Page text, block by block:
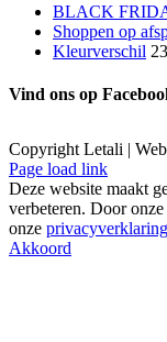
BLACK
Shoppen op
Kleurverschil
Vind ons op
Copyright Letali |
Page load link
Deze website maakt
verbeteren. Door
onze privacyverklaring
Akkoord